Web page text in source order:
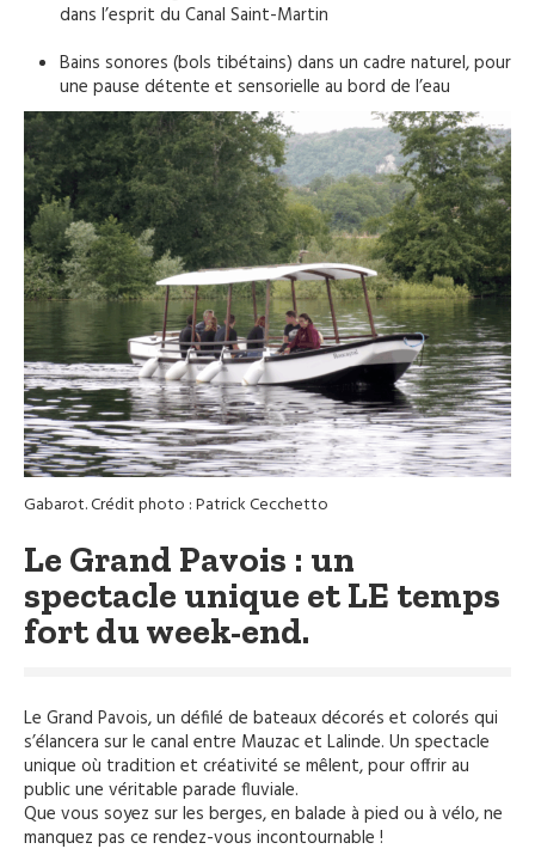
dans l’esprit du Canal Saint-Martin
Bains sonores (bols tibétains) dans un cadre naturel, pour
une pause détente et sensorielle au bord de l’eau
Gabarot. Crédit photo : Patrick Cecchetto
Le Grand Pavois : un
spectacle unique et LE temps
fort du week-end.
Le Grand Pavois, un défilé de bateaux décorés et colorés qui
s’élancera sur le canal entre Mauzac et Lalinde. Un spectacle
unique où tradition et créativité se mêlent, pour offrir au
public une véritable parade fluviale.
Que vous soyez sur les berges, en balade à pied ou à vélo, ne
manquez pas ce rendez-vous incontournable !